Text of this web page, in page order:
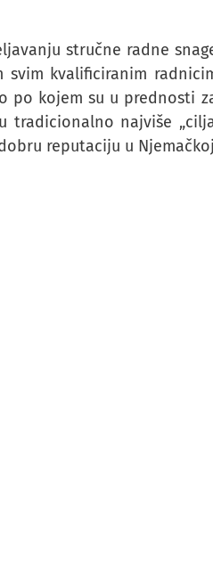
stručne radne
kvalificiranim
po kojem su u prednosti
tradicionalno najviše
reputaciju u